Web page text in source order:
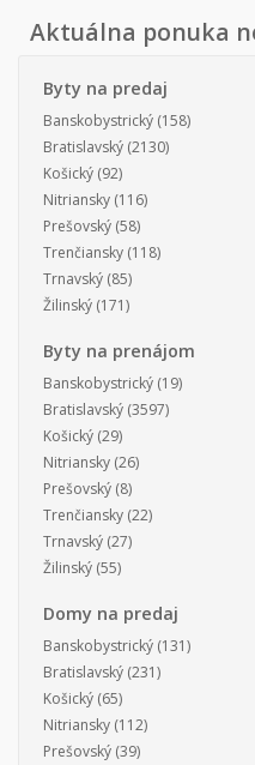
Aktuálna ponuka
Byty na predaj
Banskobystrický (158)
Bratislavský (2130)
Košický (92)
Nitriansky (116)
Prešovský (58)
Trenčiansky (118)
Trnavský (85)
Žilinský (171)
Byty na prenájom
Banskobystrický (19)
Bratislavský (3597)
Košický (29)
Nitriansky (26)
Prešovský (8)
Trenčiansky (22)
Trnavský (27)
Žilinský (55)
Domy na predaj
Banskobystrický (131)
Bratislavský (231)
Košický (65)
Nitriansky (112)
Prešovský (39)